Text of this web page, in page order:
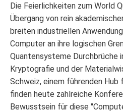
Die Feierlichkeiten zum World
Übergang von rein
breiten industriellen
Computer an ihre logischen
Quantensysteme Durchbrüche
Kryptografie und der
Schweiz, einem führenden
finden heute zahlreiche
Bewusstsein für diese